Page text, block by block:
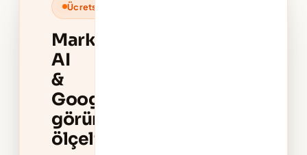
Ücretsiz Görünürlük Analizi
Markanızın
AI
&
Google
görünürlüğünü
ölçelim